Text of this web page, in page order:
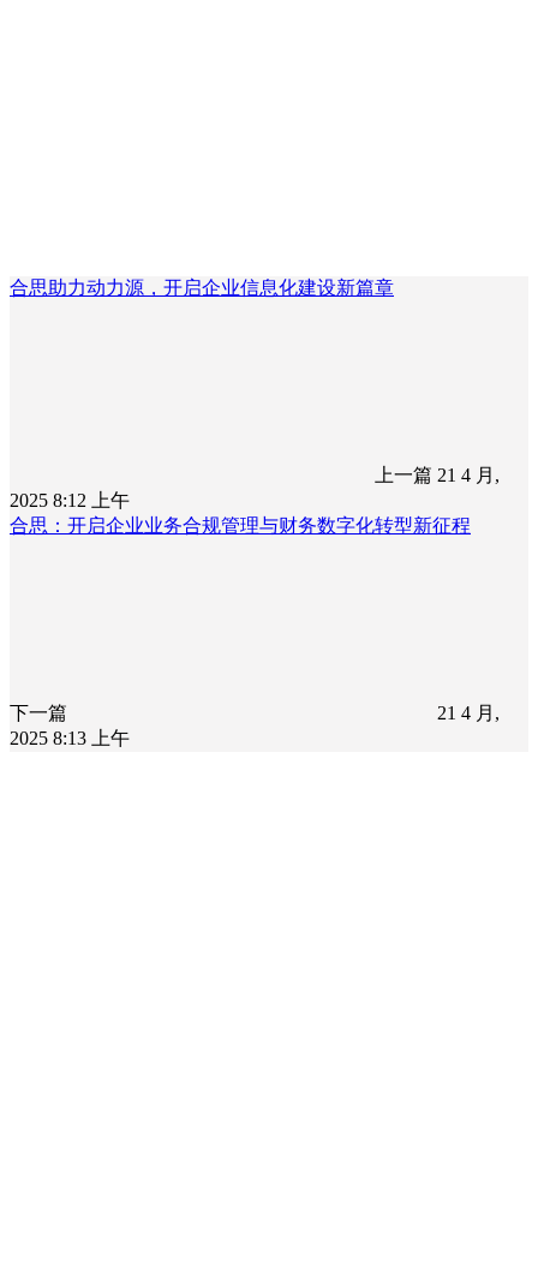
合思助力动力源，开启企业信息化建设新篇章
上一篇 21 4 月,
2025 8:12 上午
合思：开启企业业务合规管理与财务数字化转型新征程
下一篇
21 4 月,
2025 8:13 上午